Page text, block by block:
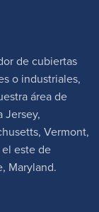
de cubiertas
o industriales,
área de
Jersey,
Vermont,
este de
Maryland.